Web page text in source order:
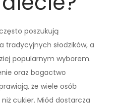
poszukują
tradycyjnych słodzików, a
popularnym wyborem.
oraz bogactwo
że wiele osób
cukier. Miód dostarcza